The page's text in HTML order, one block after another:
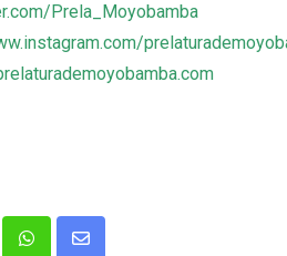
Prela_Moyobamba